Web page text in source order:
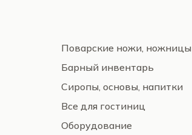
Поварские ножи, ножницы
Барный инвентарь
Сиропы, основы, напитки
Все для гостиниц
Оборудование